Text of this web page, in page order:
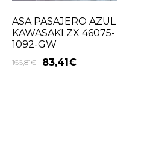
ASA PASAJERO AZUL
KAWASAKI ZX 46075-
1092-GW
166,81€ 83,41€